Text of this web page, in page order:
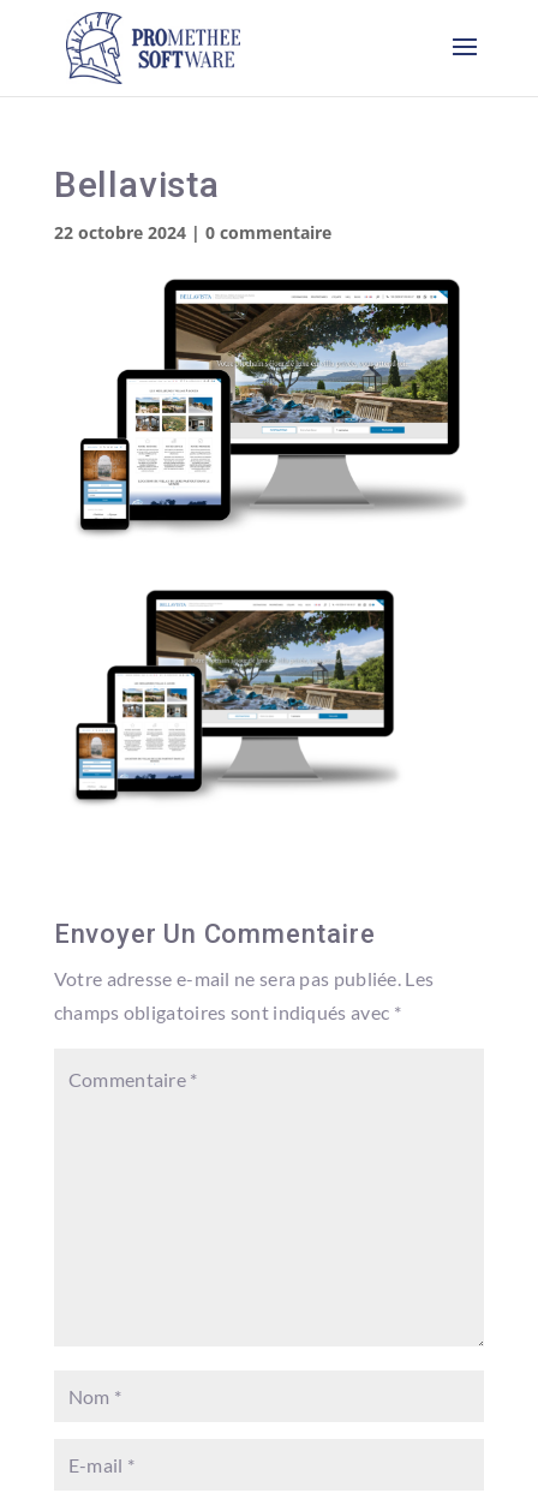
Bellavista
22 octobre 2024| 0 commentaire
Envoyer Un Commentaire
Votre adresse e-mail ne sera pas publiée. Les
champs obligatoires sont indiqués avec *